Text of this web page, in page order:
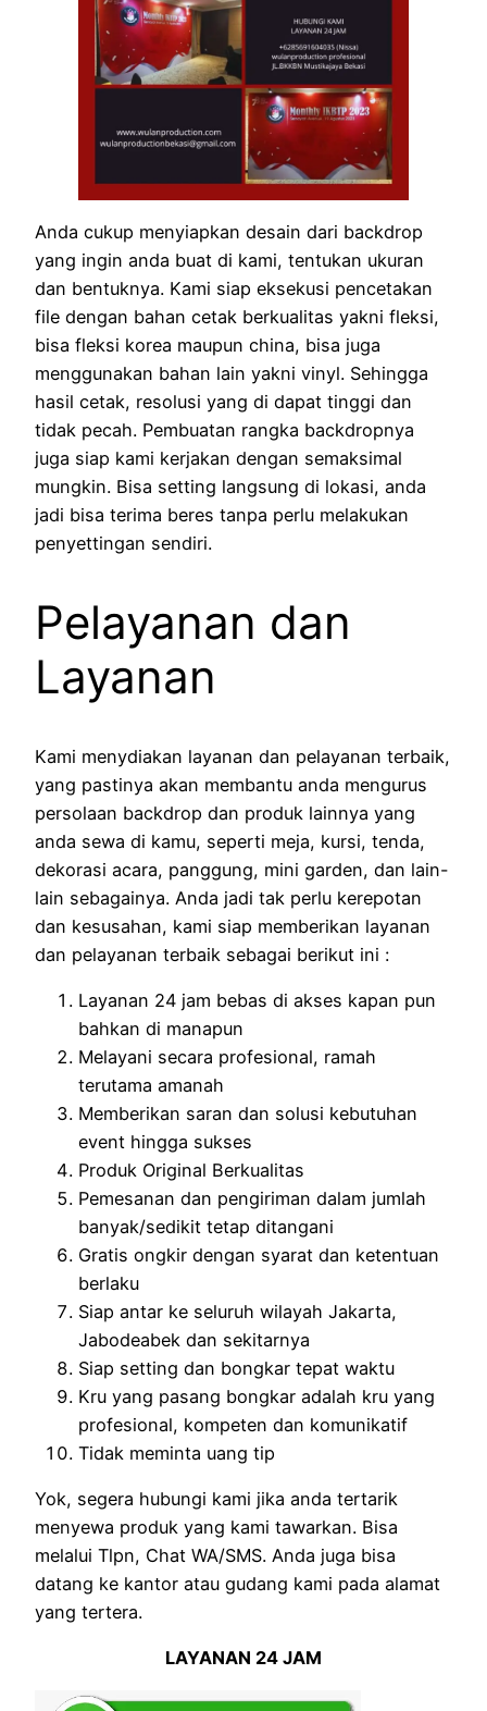
Anda cukup menyiapkan desain dari backdrop
yang ingin anda buat di kami, tentukan ukuran
dan bentuknya. Kami siap eksekusi pencetakan
file dengan bahan cetak berkualitas yakni fleksi,
bisa fleksi korea maupun china, bisa juga
menggunakan bahan lain yakni vinyl. Sehingga
hasil cetak, resolusi yang di dapat tinggi dan
tidak pecah. Pembuatan rangka backdropnya
juga siap kami kerjakan dengan semaksimal
mungkin. Bisa setting langsung di lokasi, anda
jadi bisa terima beres tanpa perlu melakukan
penyettingan sendiri.
Pelayanan dan
Layanan
Kami menydiakan layanan dan pelayanan terbaik,
yang pastinya akan membantu anda mengurus
persolaan backdrop dan produk lainnya yang
anda sewa di kamu, seperti meja, kursi, tenda,
dekorasi acara, panggung, mini garden, dan lain-
lain sebagainya. Anda jadi tak perlu kerepotan
dan kesusahan, kami siap memberikan layanan
dan pelayanan terbaik sebagai berikut ini :
Layanan 24 jam bebas di akses kapan pun
bahkan di manapun
Melayani secara profesional, ramah
terutama amanah
Memberikan saran dan solusi kebutuhan
event hingga sukses
Produk Original Berkualitas
Pemesanan dan pengiriman dalam jumlah
banyak/sedikit tetap ditangani
Gratis ongkir dengan syarat dan ketentuan
berlaku
Siap antar ke seluruh wilayah Jakarta,
Jabodeabek dan sekitarnya
Siap setting dan bongkar tepat waktu
Kru yang pasang bongkar adalah kru yang
profesional, kompeten dan komunikatif
Tidak meminta uang tip
Yok, segera hubungi kami jika anda tertarik
menyewa produk yang kami tawarkan. Bisa
melalui Tlpn, Chat WA/SMS. Anda juga bisa
datang ke kantor atau gudang kami pada alamat
yang tertera.
LAYANAN 24 JAM